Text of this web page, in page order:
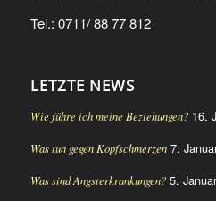
Tel.: 0711/ 88 77 812
LETZTE NEWS
Wie führe ich meine Beziehungen? 16.
Was tun gegen Kopfschmerzen 7.
Was sind Angsterkrankungen? 5.